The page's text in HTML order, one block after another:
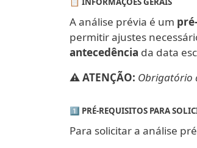
A análise prévia é um
permitir ajustes
antecedência da data
⚠️ ATENÇÃO: Obrigatório
1️⃣ PRÉ-REQUISITOS PARA
Para solicitar a análise